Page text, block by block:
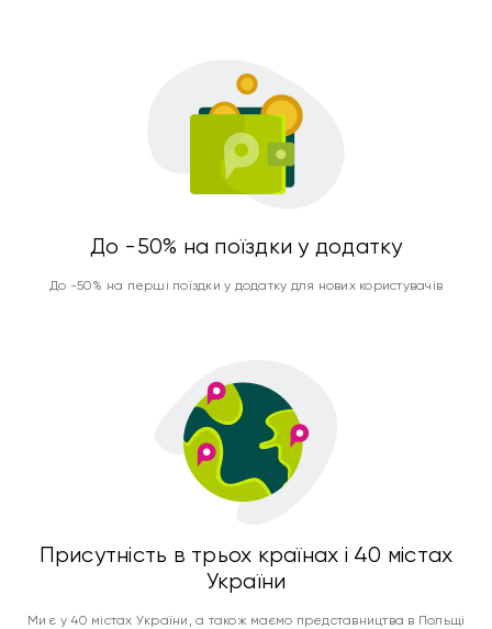
До -50% на поїздки у додатку
До -50% на перші поїздки у додатку для нових користувачів
Присутність в трьох країнах і 40 містах
України
Ми є у 40 містах України, а також маємо представництва в Польщі